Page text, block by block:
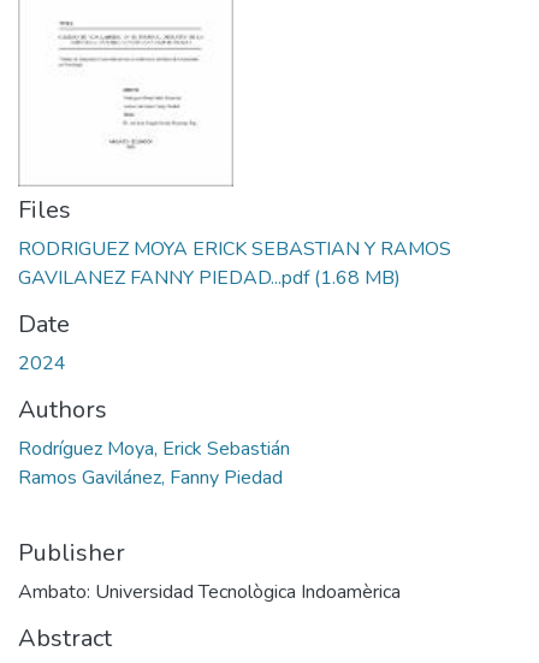
Files
RODRIGUEZ MOYA ERICK SEBASTIAN Y RAMOS
GAVILANEZ FANNY PIEDAD...pdf(1.68 MB)
Date
2024
Authors
Rodríguez Moya, Erick Sebastián
Ramos Gavilánez, Fanny Piedad
Publisher
Ambato: Universidad Tecnològica Indoamèrica
Abstract